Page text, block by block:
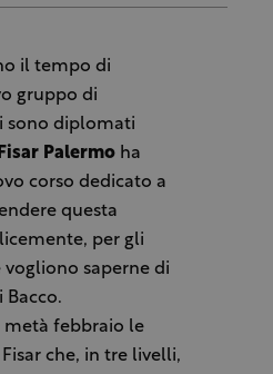
il tempo di
gruppo di
sono diplomati
Fisar Palermoha
corso dedicato a
questa
per gli
vogliono saperne di
metà febbraio le
che, in tre livelli,